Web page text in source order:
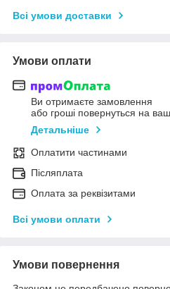
Всі умови доставки
Умови оплати
Ви отримаєте замовлення
або гроші повернуться на
Детальніше
Оплатити частинами
Післяплата
Оплата за реквізитами
Всі умови оплати
Умови повернення